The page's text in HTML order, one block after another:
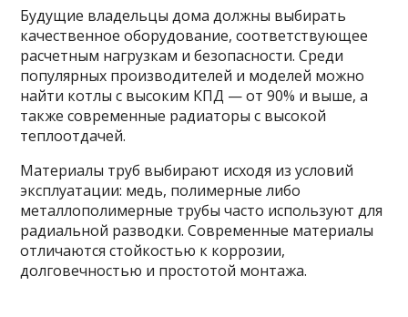
Будущие владельцы дома должны выбирать
качественное оборудование, соответствующее
расчетным нагрузкам и безопасности. Среди
популярных производителей и моделей можно
найти котлы с высоким КПД — от 90% и выше, а
также современные радиаторы с высокой
теплоотдачей.
Материалы труб выбирают исходя из условий
эксплуатации: медь, полимерные либо
металлополимерные трубы часто используют для
радиальной разводки. Современные материалы
отличаются стойкостью к коррозии,
долговечностью и простотой монтажа.